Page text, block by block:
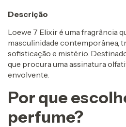
Descrição
Loewe 7 Elixir é uma fragrância
masculinidade contemporânea,
sofisticação e mistério.
que procura uma assinatura
envolvente.
Por que
perfume?